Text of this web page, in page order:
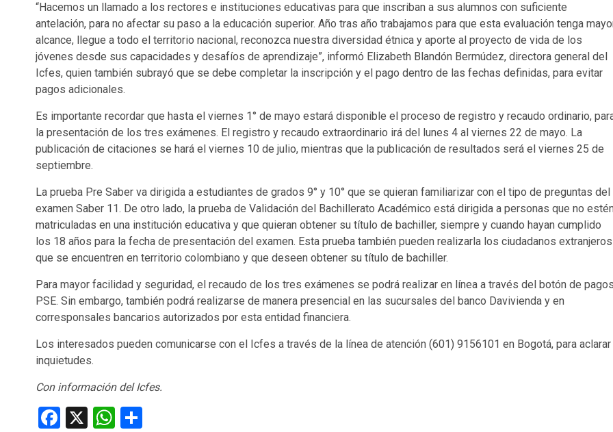
“Hacemos un llamado a los rectores e instituciones educativas para que inscriban a sus alumnos con suficiente
antelación, para no afectar su paso a la educación superior. Año tras año trabajamos para que esta evaluación tenga
alcance, llegue a todo el territorio nacional, reconozca nuestra diversidad étnica y aporte al proyecto de vida de los
jóvenes desde sus capacidades y desafíos de aprendizaje”, informó Elizabeth Blandón Bermúdez, directora general del
Icfes, quien también subrayó que se debe completar la inscripción y el pago dentro de las fechas definidas, para evitar
pagos adicionales.
Es importante recordar que hasta el viernes 1° de mayo estará disponible el proceso de registro y recaudo ordinario,
la presentación de los tres exámenes. El registro y recaudo extraordinario irá del lunes 4 al viernes 22 de mayo. La
publicación de citaciones se hará el viernes 10 de julio, mientras que la publicación de resultados será el viernes 25 de
septiembre.
La prueba Pre Saber va dirigida a estudiantes de grados 9° y 10° que se quieran familiarizar con el tipo de preguntas del
examen Saber 11. De otro lado, la prueba de Validación del Bachillerato Académico está dirigida a personas que no
matriculadas en una institución educativa y que quieran obtener su título de bachiller, siempre y cuando hayan cumplido
los 18 años para la fecha de presentación del examen. Esta prueba también pueden realizarla los ciudadanos extranjeros
que se encuentren en territorio colombiano y que deseen obtener su título de bachiller.
Para mayor facilidad y seguridad, el recaudo de los tres exámenes se podrá realizar en línea a través del botón de
PSE. Sin embargo, también podrá realizarse de manera presencial en las sucursales del banco Davivienda y en
corresponsales bancarios autorizados por esta entidad financiera.
Los interesados pueden comunicarse con el Icfes a través de la línea de atención (601) 9156101 en Bogotá, para aclarar
inquietudes.
Con información del Icfes.
Facebook
X WhatsApp